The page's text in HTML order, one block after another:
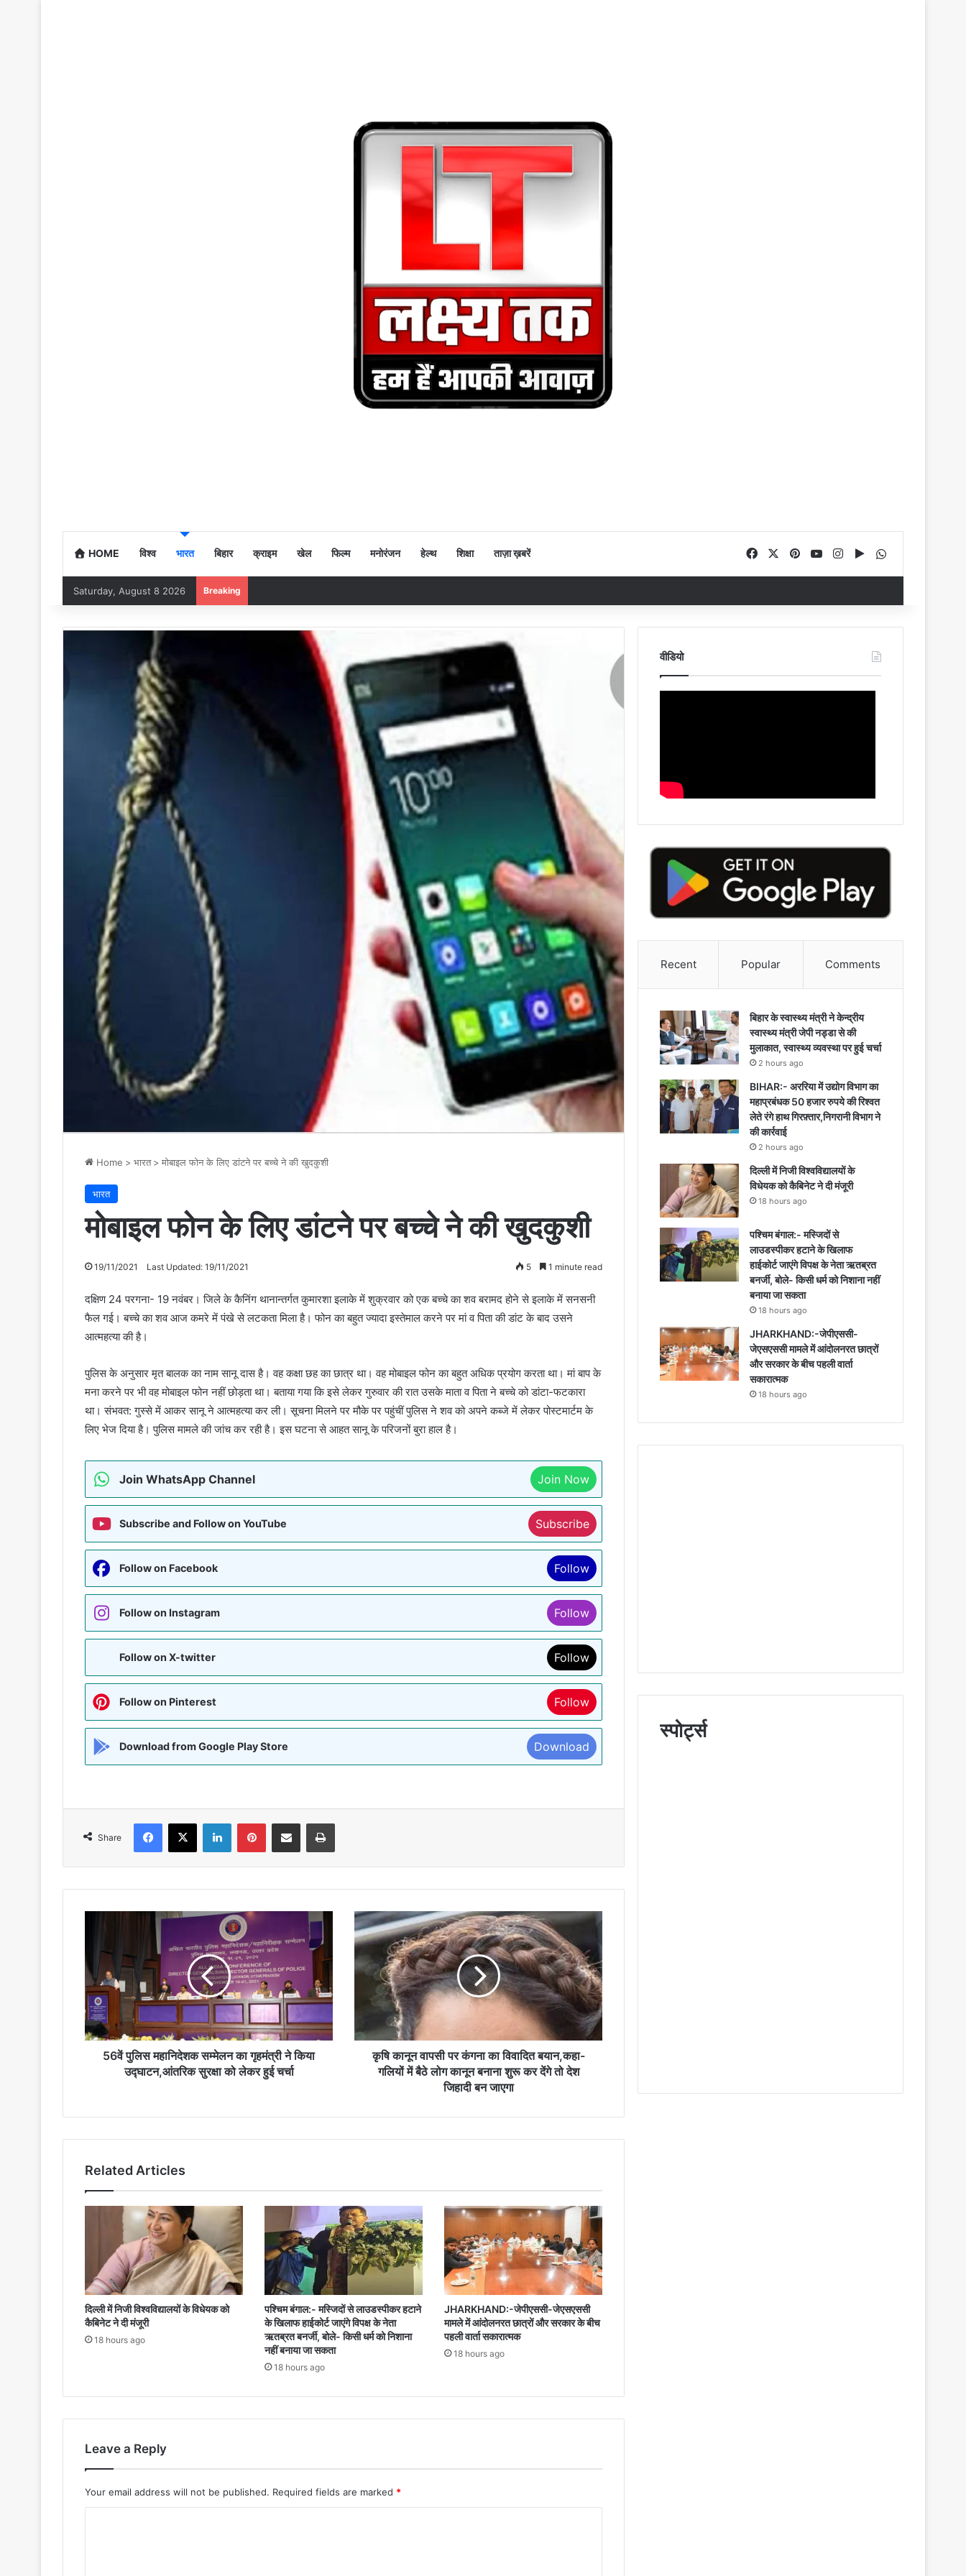
HOME विश्व भारत बिहार क्राइम खेल फिल्म मनोरंजन हेल्थ शिक्षा ताज़ा ख़बरें FacebookPinterestYouTubeInstagram
Google Play
Saturday, August 8 2026 Breaking
Home > भारत > मोबाइल फोन के लिए डांटने पर बच्चे ने की खुदकुशी
भारत
मोबाइल फोन के लिए डांटने पर बच्चे ने की खुदकुशी
19/11/2021 Last Updated: 19/11/2021 5 1 minute read
दक्षिण 24 परगना- 19 नवंबर। जिले के कैनिंग थानान्तर्गत कुमारशा इलाके में शुक्रवार को एक बच्चे का शव बरामद होने से इलाके में सनसनी
फैल गई। बच्चे का शव आज कमरे में पंखे से लटकता मिला है। फोन का बहुत ज्यादा इस्तेमाल करने पर मां व पिता की डांट के बाद उसने
आत्महत्या की है।
पुलिस के अनुसार मृत बालक का नाम सानू दास है। वह कक्षा छह का छात्र था। वह मोबाइल फोन का बहुत अधिक प्रयोग करता था। मां बाप के
मना करने पर भी वह मोबाइल फोन नहीं छोड़ता था। बताया गया कि इसे लेकर गुरुवार की रात उसके माता व पिता ने बच्चे को डांटा-फटकारा
था। संभवत: गुस्से में आकर सानू ने आत्महत्या कर ली। सूचना मिलने पर मौके पर पहुंचीं पुलिस ने शव को अपने कब्जे में लेकर पोस्टमार्टम के
लिए भेज दिया है। पुलिस मामले की जांच कर रही है। इस घटना से आहत सानू के परिजनों बुरा हाल है।
Join WhatsApp Channel Join Now
Subscribe and Follow on YouTube Subscribe
Follow on Facebook Follow
Follow on Instagram Follow
Follow on X-twitter Follow
Follow on Pinterest Follow
Download from Google Play Store Download
Share
Facebook
X LinkedInPinterestShare via Email Print
महानिदेशक
सम्मेलन
का
गृहमंत्री
ने
किया
उद्घाटन,आंतरिक
चर्चा
56वें पुलिस महानिदेशक सम्मेलन का गृहमंत्री ने किया
उद्घाटन,आंतरिक सुरक्षा को लेकर हुई चर्चा
कृषि
कानून
वापसी
पर
कंगना
विवादित
बयान,कहा-
गलियों
बनाना
देश
जिहादी
बन
जाएगा
कृषि कानून वापसी पर कंगना का विवादित बयान,कहा-
गलियों में बैठे लोग कानून बनाना शुरू कर देंगे तो देश
जिहादी बन जाएगा
Related Articles
दिल्ली में निजी विश्वविद्यालयों के विधेयक को
कैबिनेट ने दी मंजूरी
18 hours ago
पश्चिम बंगाल:- मस्जिदों से लाउडस्पीकर हटाने
के खिलाफ हाईकोर्ट जाएंगे विपक्ष के नेता
ऋतब्रत बनर्जी, बोले- किसी धर्म को निशाना
नहीं बनाया जा सकता
18 hours ago
JHARKHAND:-जेपीएससी-जेएसएससी
मामले में आंदोलनरत छात्रों और सरकार के बीच
पहली वार्ता सकारात्मक
18 hours ago
Leave a Reply
Your email address will not be published. Required fields are marked *
वीडियो
Recent Popular Comments
बिहार के स्वास्थ्य मंत्री ने केन्द्रीय
स्वास्थ्य मंत्री जेपी नड्डा से की
मुलाकात, स्वास्थ्य व्यवस्था पर हुई चर्चा
2 hours ago
BIHAR:- अररिया में उद्योग विभाग का
महाप्रबंधक 50 हजार रुपये की रिश्वत
लेते रंगे हाथ गिरफ़्तार,निगरानी विभाग ने
की कार्रवाई
2 hours ago
दिल्ली में निजी विश्वविद्यालयों के
विधेयक को कैबिनेट ने दी मंजूरी
18 hours ago
पश्चिम बंगाल:- मस्जिदों से
लाउडस्पीकर हटाने के खिलाफ
हाईकोर्ट जाएंगे विपक्ष के नेता ऋतब्रत
बनर्जी, बोले- किसी धर्म को निशाना नहीं
बनाया जा सकता
18 hours ago
JHARKHAND:-जेपीएससी-
जेएसएससी मामले में आंदोलनरत छात्रों
और सरकार के बीच पहली वार्ता
सकारात्मक
18 hours ago
स्पोर्ट्स